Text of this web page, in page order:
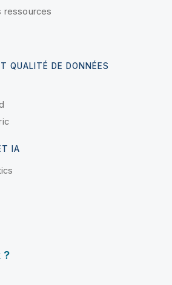
ressources
QUALITÉ DE DONNÉES
IA
?